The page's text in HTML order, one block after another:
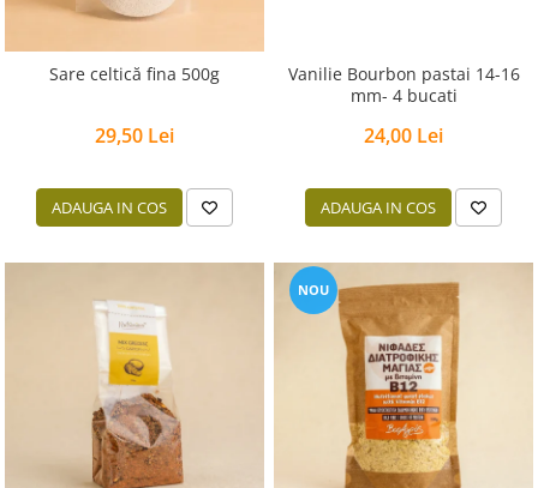
Sare celtică fina 500g
29,50 Lei
ADAUGA IN COS
Vanilie Bourbon pastai 14-16
mm- 4 bucati
24,00 Lei
ADAUGA IN COS
NOU